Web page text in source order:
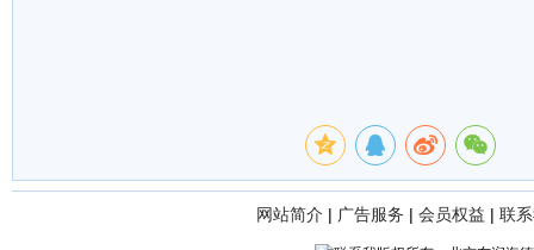
网站简介 | 广告服务 | 会员权益 | 联